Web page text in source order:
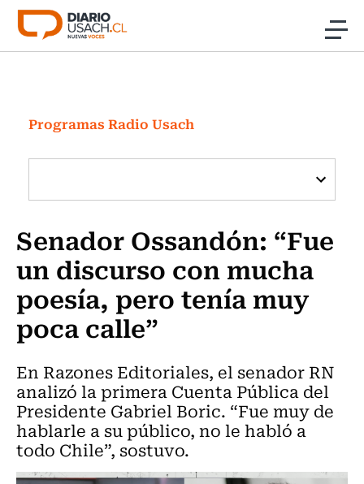
Click acá para ir directamente al contenido
Investigación
Cultura
Programas Radio y TV Usach
Programas Radio Usach
Senador Ossandón: “Fue
un discurso con mucha
poesía, pero tenía muy
poca calle”
En Razones Editoriales, el senador RN
analizó la primera Cuenta Pública del
Presidente Gabriel Boric. “Fue muy de
hablarle a su público, no le habló a
todo Chile”, sostuvo.